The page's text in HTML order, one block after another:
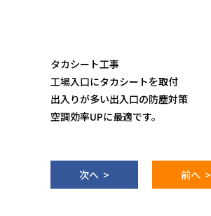
タカシート工事
工場入口にタカシートを取付
出入りが多い出入口の防塵対策
空調効率UPに最適です。
次へ > 前へ >